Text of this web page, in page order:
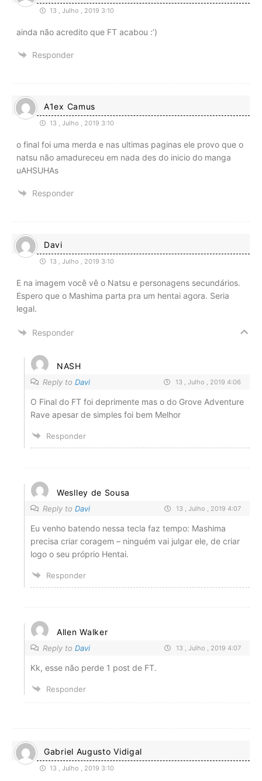
13 , Julho , 2019 3:10
ainda não acredito que FT acabou :’)
Responder
A1ex Camus
13 , Julho , 2019 3:10
o final foi uma merda e nas ultimas paginas ele provo que o
natsu não amadureceu em nada des do inicio do manga
uAHSUHAs
Responder
Davi
13 , Julho , 2019 3:10
E na imagem você vê o Natsu e personagens secundários.
Espero que o Mashima parta pra um hentai agora. Seria
legal.
Responder
NASH
Reply to Davi 13 , Julho , 2019 4:06
O Final do FT foi deprimente mas o do Grove Adventure
Rave apesar de simples foi bem Melhor
Responder
Weslley de Sousa
Reply to Davi 13 , Julho , 2019 4:07
Eu venho batendo nessa tecla faz tempo: Mashima
precisa criar coragem – ninguém vai julgar ele, de criar
logo o seu próprio Hentai.
Responder
Allen Walker
Reply to Davi 13 , Julho , 2019 4:07
Kk, esse não perde 1 post de FT.
Responder
Gabriel Augusto Vidigal
13 , Julho , 2019 3:10